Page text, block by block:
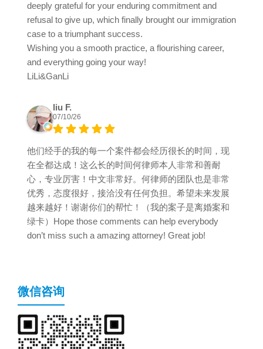
deeply grateful for your enduring commitment and
refusal to give up, which finally brought our immigration
case to a triumphant success.
Wishing you a smooth practice, a flourishing career,
and everything going your way!
LiLi&GanLi
liu F.
07/10/26
他们经手的我的每一个案件都会经历很长的时间，现
在全都达成！这么长的时间何律师本人非常和善耐
心，专业厉害！中文非常好。何律师的团队也是非常
优秀，态度很好，接洽没有任何负担。希望未来发展
越来越好！谢谢你们的帮忙！（我的案子是离婚案和
绿卡）Hope those comments can help everybody
don’t miss such a amazing attorney! Great job!
微信咨询